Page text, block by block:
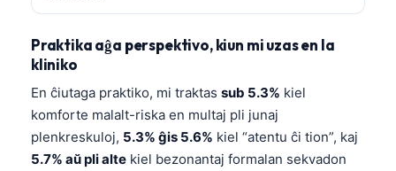
Praktika aĝa perspektivo, kiun mi uzas en la
kliniko
En ĉiutaga praktiko, mi traktas sub 5.3% kiel
komforte malalt-riska en multaj pli junaj
plenkreskuloj, 5.3% ĝis 5.6% kiel “atentu ĉi tion”, kaj
5.7% aŭ pli alte kiel bezonantaj formalan sekvadon